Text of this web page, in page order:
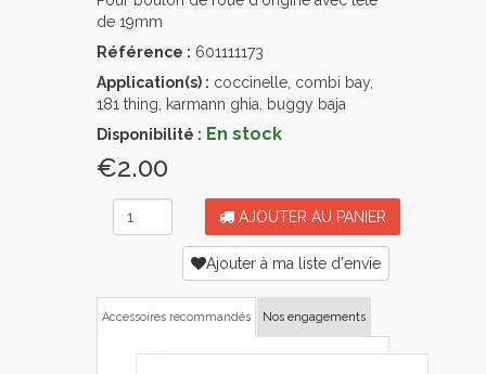
de 19mm
Référence : 601111173
Application(s) : coccinelle, combi bay,
181 thing, karmann ghia, buggy baja
Disponibilité : En stock
€2.00
AJOUTER AU PANIER
Ajouter à ma liste d'envie
Accessoires recommandés Nos engagements